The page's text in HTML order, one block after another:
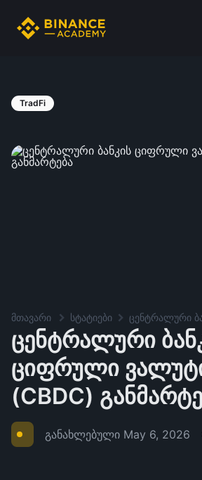
TradFi
მთავარი სტატიები
ცენტრალური
ციფრული
(CBDC)
განახლებული May 6, 2026